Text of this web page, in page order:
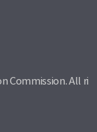
All ri